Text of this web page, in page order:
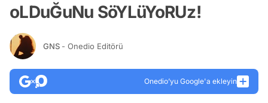
oLDuĞuNu SöYLüYoRUz!
GNS - Onedio Editörü
Onedio’yu Google'a ekleyin